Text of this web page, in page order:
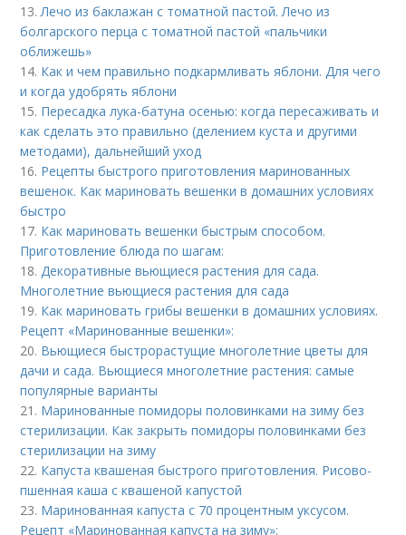
13. Лечо из баклажан с томатной пастой. Лечо из
болгарского перца с томатной пастой «пальчики
оближешь»
14. Как и чем правильно подкармливать яблони. Для чего
и когда удобрять яблони
15. Пересадка лука-батуна осенью: когда пересаживать и
как сделать это правильно (делением куста и другими
методами), дальнейший уход
16. Рецепты быстрого приготовления маринованных
вешенок. Как мариновать вешенки в домашних условиях
быстро
17. Как мариновать вешенки быстрым способом.
Приготовление блюда по шагам:
18. Декоративные вьющиеся растения для сада.
Многолетние вьющиеся растения для сада
19. Как мариновать грибы вешенки в домашних условиях.
Рецепт «Маринованные вешенки»:
20. Вьющиеся быстрорастущие многолетние цветы для
дачи и сада. Вьющиеся многолетние растения: самые
популярные варианты
21. Маринованные помидоры половинками на зиму без
стерилизации. Как закрыть помидоры половинками без
стерилизации на зиму
22. Капуста квашеная быстрого приготовления. Рисово-
пшенная каша с квашеной капустой
23. Маринованная капуста с 70 процентным уксусом.
Рецепт «Маринованная капуста на зиму»: